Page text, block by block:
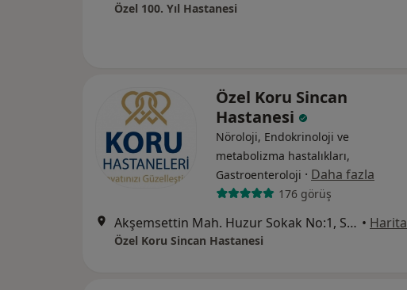
Özel 100. Yıl Hastanesi
Özel Koru Sincan
Hastanesi
Nöroloji, Endokrinoloji ve
metabolizma hastalıkları,
Gastroenteroloji · Daha fazla
176 görüş
Akşemsettin Mah. Huzur Sokak No:1, Sincan • Harita
Özel Koru Sincan Hastanesi